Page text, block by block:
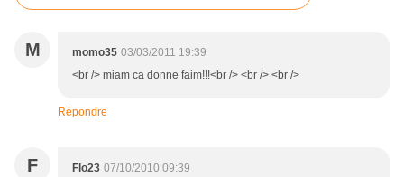
M momo35 03/03/2011 19:39
<br /> miam ca donne faim!!!<br /> <br /> <br />
Répondre
F Flo23 07/10/2010 09:39